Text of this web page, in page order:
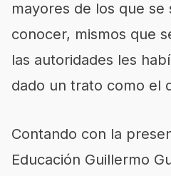
mayores de los que
conocer, mismos que
las autoridades les
dado un trato como el
Contando con la
Educación Guillermo